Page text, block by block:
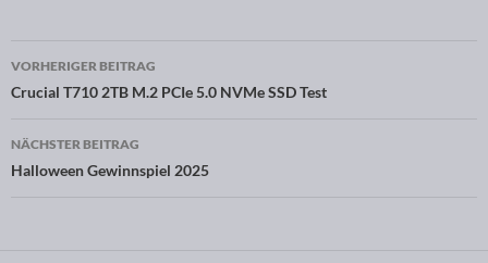
Beitragsnavigation
VORHERIGER BEITRAG
Crucial T710 2TB M.2 PCIe 5.0 NVMe SSD Test
NÄCHSTER BEITRAG
Halloween Gewinnspiel 2025